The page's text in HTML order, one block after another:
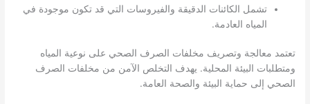
تشمل الكائنات الدقيقة والفيروسات التي قد تكون موجودة في
المياه العادمة.
تعتمد معالجة وتصريف مخلفات الصرف الصحي على نوعية المياه
ومتطلبات البيئة المحلية. يهدف التخلص الآمن من مخلفات الصرف
الصحي إلى حماية البيئة والصحة العامة.